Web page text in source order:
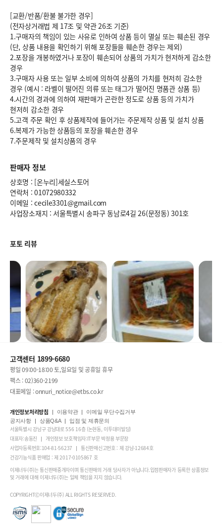
[교환/반품/환불 불가한 경우]
(전자상거래법 제 17조 및 약관 26조 기준)
1.구매자의 책임이 있는 사유로 인하여 상품 등이 멸실 또는 훼손된 경우
(단, 상품 내용을 확인하기 위해 포장들을 훼손한 경우는 제외)
2.포장을 개봉하였거나 포장이 훼손되어 상품의 가치가 현저하게 감소한
경우
3.구매자 사용 또는 일부 소비에 의하여 상품의 가치를 현저히 감소한
경우 (예시 : 라벨이 떨어진 의류 또는 태그가 떨어진 명품관 상품 등)
4.시간의 경과에 의하여 재판매가 곤란한 정도로 상품 등의 가치가
현저히 감소한 경우
5.고객 주문 확인 후 상품제작에 들어가는 주문제작 상품 및 설치 상품
6.복제가 가능한 상품등의 포장을 훼손한 경우
7.주문제작 및 설치상품의 경우
판매자 정보
상호명 : [온누리]세실스토어
연락처 : 01072980332
이메일 : cecile3301@gmail.com
사업장소재지 : 서울특별시 송파구 동남로4길 26(문정동) 301호
포토 리뷰
고객센터 1899-6680
평일 09:00-18:00 토,일요일 및 공휴일 휴무
팩스 : 02)360-2199
대표메일 : onnuri_notice@etbs.co.kr
개인정보처리방침 이용약관
이메일 무단수집거부
공지사항
상품Q&A 입점 및 제휴문의
서울특별시 강남구 강남대로 556 16층 (논현동, 이투데이빌딩)
대표자:송동진
개인정보 보호책임자:IT부문 박정용 부문장
사업자등록번호:104-81-56237
통신판매신고번호 : 제 강남-12684호
건강기능식품 판매업 : 제 2017-0105867 호
이제너두(주)는 통신판매중개자이며 통신판매의 거래 당사자가 아닙니다.입점판매자가 등록한 상품정보
및 거래에 대해 이제너두(주)는 일체 책임을 지지 않습니다.
COPYRIGHTⒸ이제너두(주) ALL RIGHTS RESERVED.